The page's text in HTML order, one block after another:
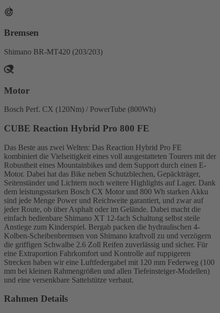
Bremsen
Shimano BR-MT420 (203/203)
Motor
Bosch Perf. CX (120Nm) / PowerTube (800Wh)
CUBE Reaction Hybrid Pro 800 FE
Das Beste aus zwei Welten: Das Reaction Hybrid Pro FE
kombiniert die Vielseitigkeit eines voll ausgestatteten Tourers mit der
Robustheit eines Mountainbikes und dem Support durch einen E-
Motor. Dabei hat das Bike neben Schutzblechen, Gepäckträger,
Seitenständer und Lichtern noch weitere Highlights auf Lager. Dank
dem leistungsstarken Bosch CX Motor und 800 Wh starken Akku
sind jede Menge Power und Reichweite garantiert, und zwar auf
jeder Route, ob über Asphalt oder im Gelände. Dabei macht die
einfach bedienbare Shimano XT 12-fach Schaltung selbst steile
Anstiege zum Kinderspiel. Bergab packen die hydraulischen 4-
Kolben-Scheibenbremsen von Shimano kraftvoll zu und verzögern
die griffigen Schwalbe 2.6 Zoll Reifen zuverlässig und sicher. Für
eine Extraportion Fahrkomfort und Kontrolle auf ruppigeren
Strecken haben wir eine Luftfedergabel mit 120 mm Federweg (100
mm bei kleinen Rahmengrößen und allen Tiefeinsteiger-Modellen)
und eine versenkbare Sattelstütze verbaut.
Rahmen Details